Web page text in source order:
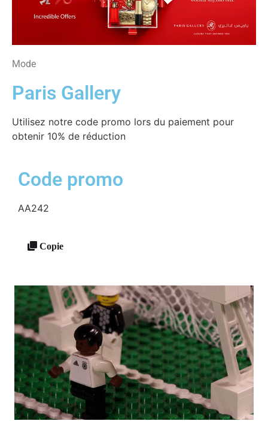
Mode
Paris Gallery
Utilisez notre code promo lors du paiement pour
obtenir 10% de réduction
Code promo
AA242
Copie